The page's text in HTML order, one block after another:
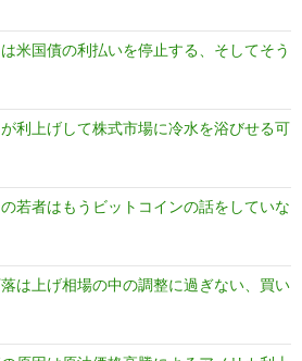
米国債の利払いを停止する、そしてそう
利上げして株式市場に冷水を浴びせる可
若者はもうビットコインの話をしていな
は上げ相場の中の調整に過ぎない、買い